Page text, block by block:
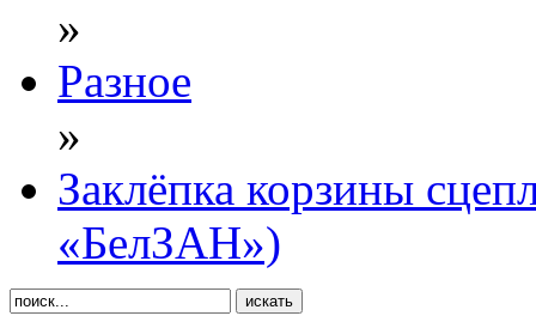
»
Разное
»
Заклёпка корзины
«БелЗАН»)